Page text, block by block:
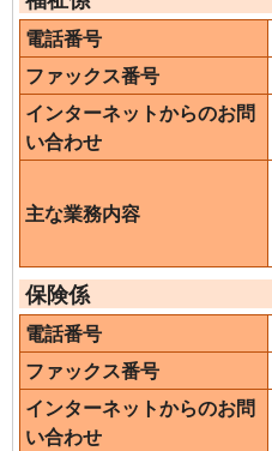
電話番号
ファックス番号
インターネットからのお問
い合わせ
主な業務内容
保険係
電話番号
ファックス番号
インターネットからのお問
い合わせ